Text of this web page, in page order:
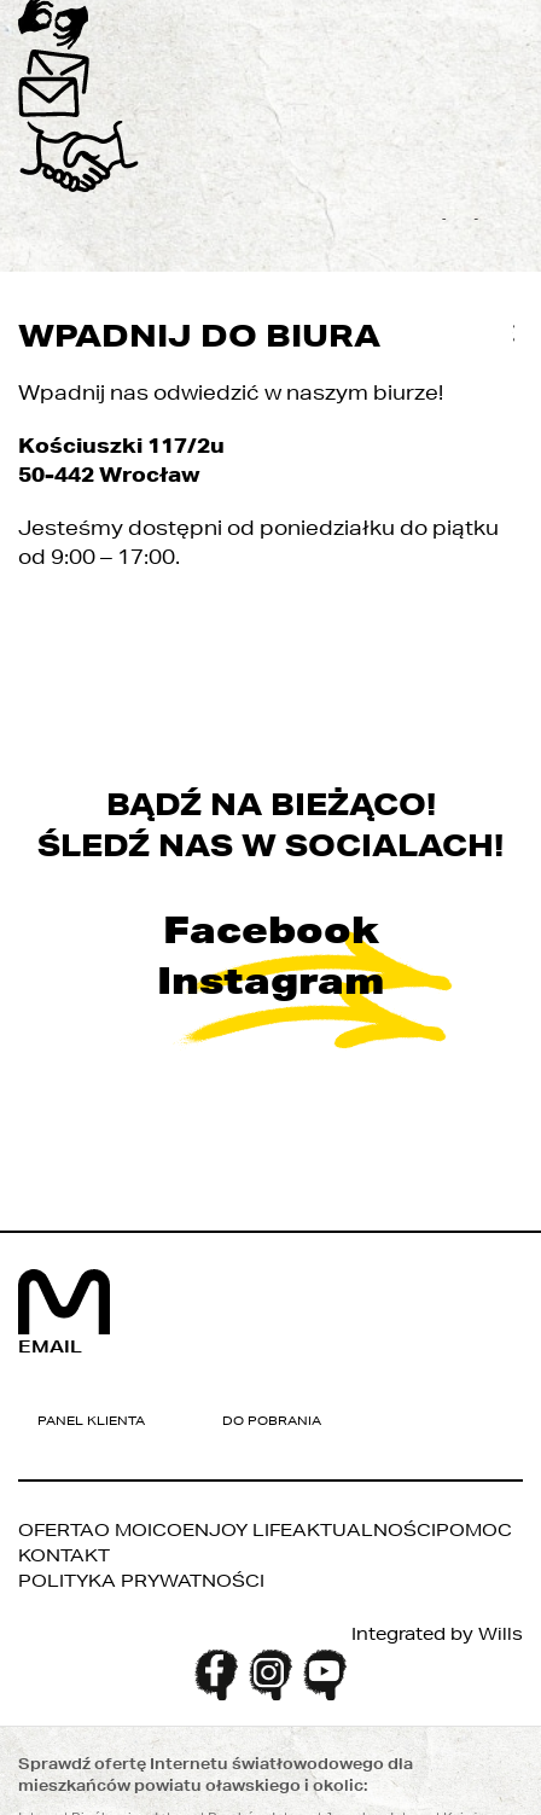
WPADNIJ DO BIURA
Wpadnij nas odwiedzić w naszym biurze!
Kościuszki 117/2u
50-442 Wrocław
Jesteśmy dostępni od poniedziałku do piątku
od 9:00 – 17:00.
BĄDŹ NA BIEŻĄCO!
ŚLEDŹ NAS W SOCIALACH!
Facebook
Instagram
EMAIL
DO POBRANIA
OFERTAO MOICOENJOY LIFEAKTUALNOŚCIPOMOC
KONTAKT
POLITYKA PRYWATNOŚCI
Integrated by Wills
Sprawdź ofertę Internetu światłowodowego dla
mieszkańców powiatu oławskiego i okolic: